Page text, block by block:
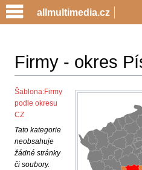
Firmy - okres
Jump
to
navigation
Jump
to
search
Šablona:Firmy
podle okresu
CZ
Tato kategorie
neobsahuje
žádné stránky
či soubory.
allmultimedia.cz